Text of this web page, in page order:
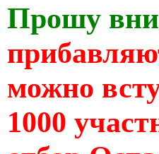
Прошу
можно
1000